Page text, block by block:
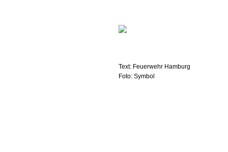
Text: Feuerwehr Hamburg
Foto: Symbol